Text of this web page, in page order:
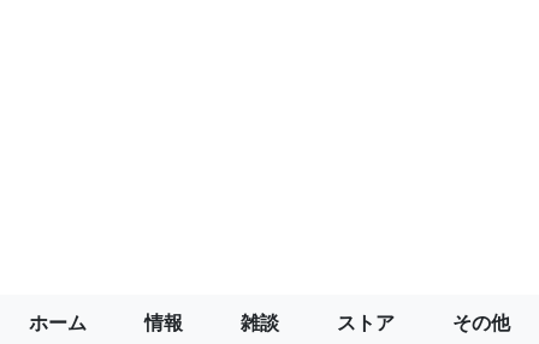
ホーム 情報 雑談 ストア その他